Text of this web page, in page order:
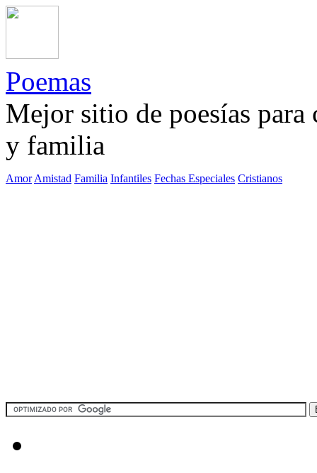
Poemas
Mejor sitio de poesías
y familia
Amor Amistad Familia Infantiles Fechas Especiales Cristianos